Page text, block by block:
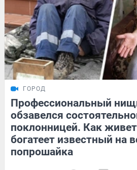
ГОРОД
Профессиональный
обзавелся
поклонницей. Как
богатеет известный на
попрошайка